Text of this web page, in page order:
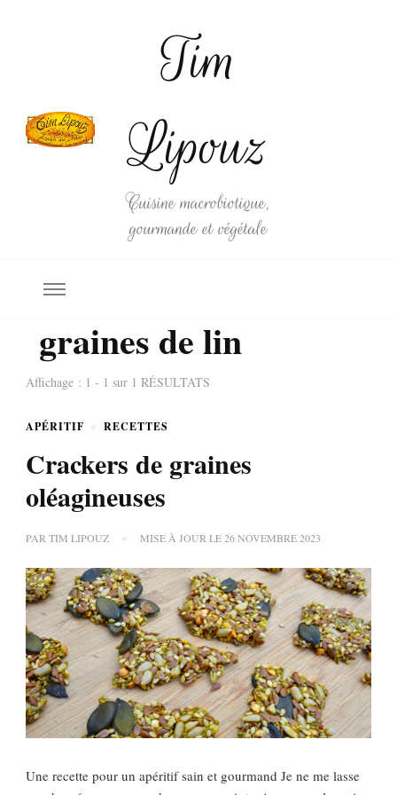
Tim
Lipouz
Cuisine macrobiotique,
gourmande et végétale
graines de lin
Affichage : 1 - 1 sur 1 RÉSULTATS
APÉRITIF RECETTES
Crackers de graines
oléagineuses
PAR TIM LIPOUZ MISE À JOUR LE26 NOVEMBRE 2023
Une recette pour un apéritif sain et gourmand Je ne me lasse